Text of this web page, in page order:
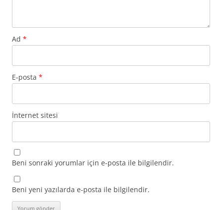
Ad *
E-posta *
İnternet sitesi
Beni sonraki yorumlar için e-posta ile bilgilendir.
Beni yeni yazılarda e-posta ile bilgilendir.